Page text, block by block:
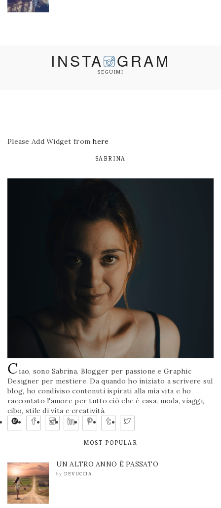
INSTA GRAM
SEGUIMI
Please Add Widget fromhere
SABRINA
Ciao, sono Sabrina. Blogger per passione e Graphic
Designer per mestiere. Da quando ho iniziato a scrivere sul
blog, ho condiviso contenuti ispirati alla mia vita e ho
raccontato l'amore per tutto ciò che è casa, moda, viaggi,
cibo, stile di vita e creatività.
MOST POPULAR
UN ALTRO ANNO È PASSATO
by DEVUCCIA